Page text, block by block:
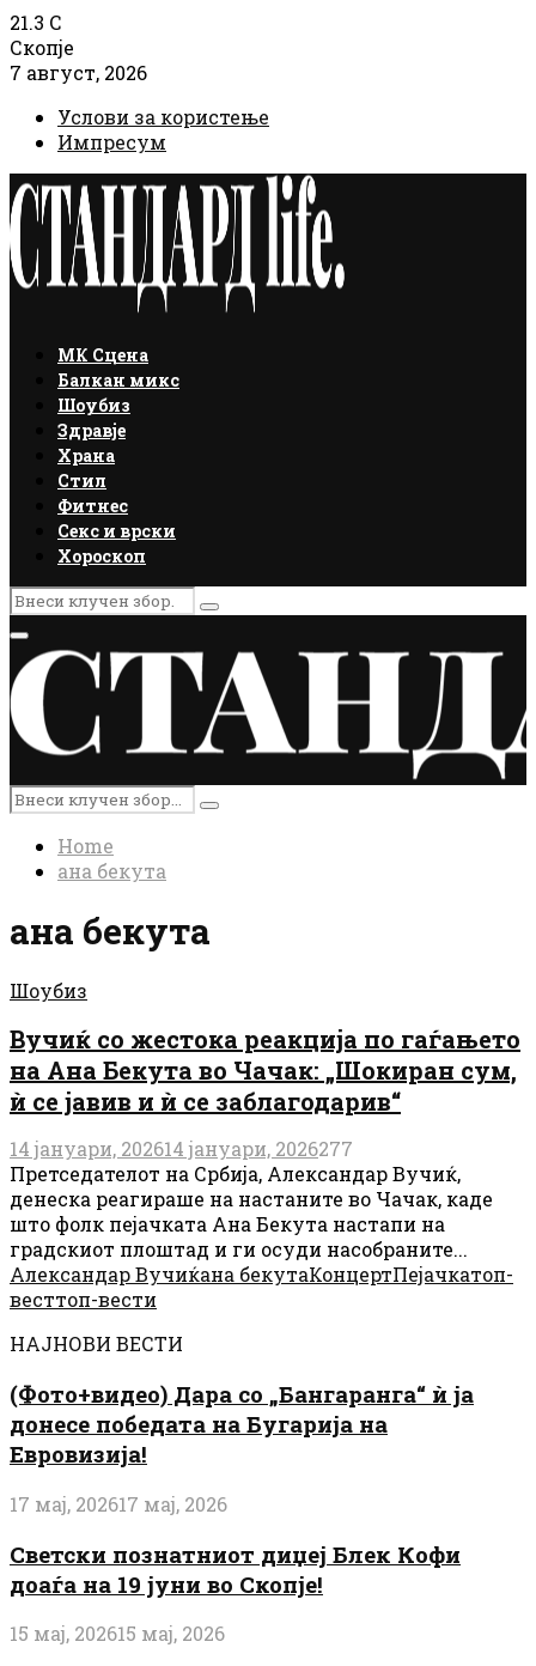
21.3 C
Скопје
7 август, 2026
Услови за користење
Импресум
Facebook
Instagram
Email
Rss
МК Сцена
Балкан микс
Шоубиз
Здравје
Храна
Стил
Фитнес
Секс и врски
Хороскоп
Search
for:
Search
Primary
Menu
Search
for:
Search
Home
ана бекута
ана бекута
Шоубиз
Вучиќ со жестока реакција по гаѓањето
на Ана Бекута во Чачак: „Шокиран сум,
ѝ се јавив и ѝ се заблагодарив“
14 јануари, 202614 јануари, 2026277
Претседателот на Србија, Александар Вучиќ,
денеска реагираше на настаните во Чачак, каде
што фолк пејачката Ана Бекута настапи на
градскиот плоштад и ги осуди насобраните...
Александар Вучиќана бекутаКонцертПејачкатоп-
весттоп-вести
НАЈНОВИ ВЕСТИ
(Фото+видео) Дара со „Бангаранга“ ѝ ја
донесе победата на Бугарија на
Евровизија!
17 мај, 202617 мај, 2026
Светски познатниот диџеј Блек Кофи
доаѓа на 19 јуни во Скопје!
15 мај, 202615 мај, 2026